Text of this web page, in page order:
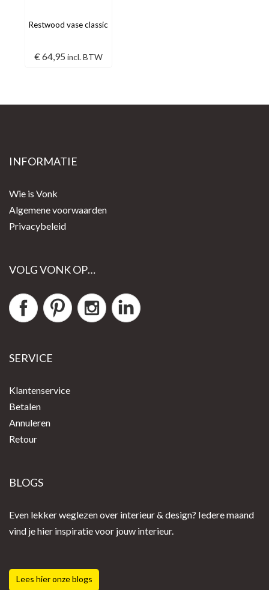
Restwood vase classic
€ 64,95 incl. BTW
INFORMATIE
Wie is Vonk
Algemene voorwaarden
Privacybeleid
VOLG VONK OP…
SERVICE
Klantenservice
Betalen
Annuleren
Retour
BLOGS
Even lekker weglezen over interieur & design? Iedere maand
vind je hier inspiratie voor jouw interieur.
Lees hier onze blogs